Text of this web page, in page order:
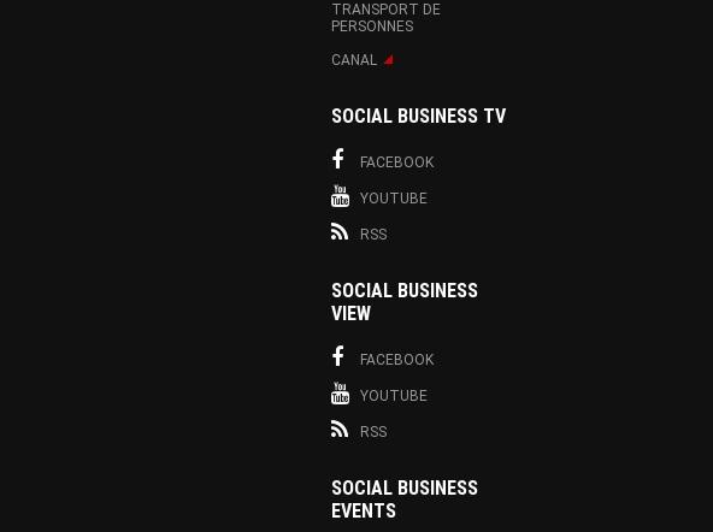
TRANSPORT DE
PERSONNES
CANAL
SOCIAL BUSINESS TV
FACEBOOK
YOUTUBE
RSS
SOCIAL BUSINESS
VIEW
FACEBOOK
YOUTUBE
RSS
SOCIAL BUSINESS
EVENTS